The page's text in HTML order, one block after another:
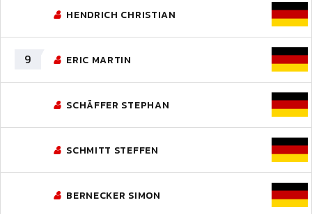
HENDRICH CHRISTIAN
9 ERIC MARTIN
SCHÄFFER STEPHAN
SCHMITT STEFFEN
BERNECKER SIMON